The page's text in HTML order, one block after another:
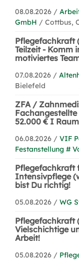
08.08.2026 /
GmbH / Cottbus,
Pflegefachkraft
Teilzeit - Komm
motiviertes
07.08.2026 /
Bielefeld
ZFA /
52.000 € I
06.08.2026 / VIF
Festanstellung #
Pflegefachkraft
Intensivpflege
bist Du richtig!
05.08.2026 / WG
Vielschichtige
Arbeit!
05.08.2026 /